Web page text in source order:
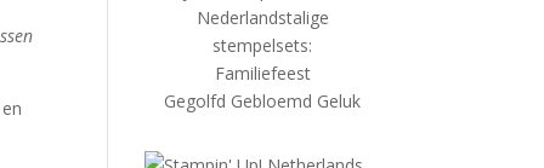
Nederlandstalige
stempelsets:
Familiefeest
Gegolfd Gebloemd Geluk